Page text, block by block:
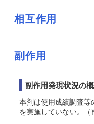
相互作用
副作用
副作用発現状況の
本剤は使用成績調査等
を実施していない。（